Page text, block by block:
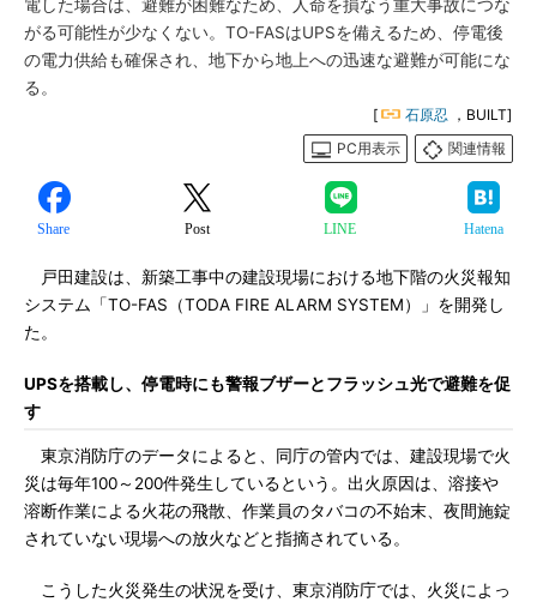
電した場合は、避難が困難なため、人命を損なう重大事故につな
がる可能性が少なくない。TO-FASはUPSを備えるため、停電後
の電力供給も確保され、地下から地上への迅速な避難が可能にな
る。
[ 石原忍 ，BUILT]
PC用表示
関連情報
Share Post LINE Hatena
戸田建設は、新築工事中の建設現場における地下階の火災報知
システム「TO-FAS（TODA FIRE ALARM SYSTEM）」を開発し
た。
UPSを搭載し、停電時にも警報ブザーとフラッシュ光で避難を促
す
東京消防庁のデータによると、同庁の管内では、建設現場で火
災は毎年100～200件発生しているという。出火原因は、溶接や
溶断作業による火花の飛散、作業員のタバコの不始末、夜間施錠
されていない現場への放火などと指摘されている。
こうした火災発生の状況を受け、東京消防庁では、火災によっ